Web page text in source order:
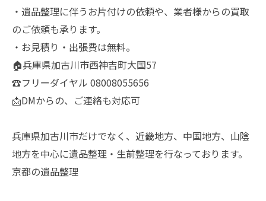
・遺品整理に伴うお片付けの依頼や、業者様からの買取
のご依頼も承ります。
・お見積り・出張費は無料。
🏠兵庫県加古川市西神吉町大国57
☎️フリーダイヤル 08008055656
📩DMからの、ご連絡も対応可
兵庫県加古川市だけでなく、近畿地方、中国地方、山陰
地方を中心に遺品整理・生前整理を行なっております。
京都の遺品整理